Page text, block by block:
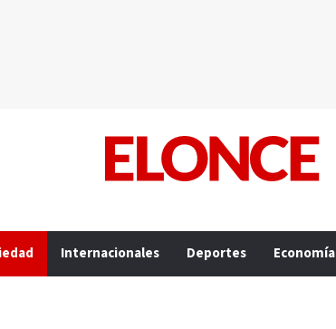
Internacionales Deportes Economía